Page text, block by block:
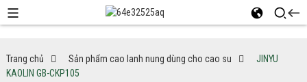
Trang chủ Sản phẩm cao lanh nung dùng cho cao su
JINYU
KAOLIN GB-CKP105